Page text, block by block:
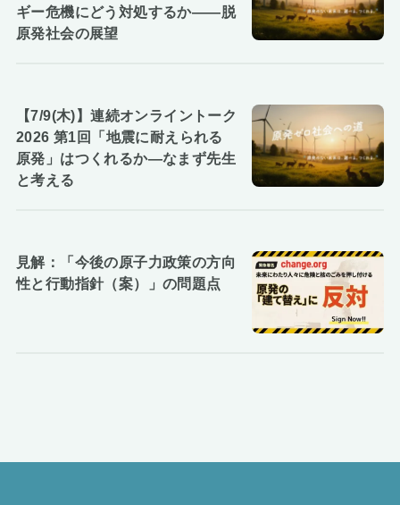
ギー危機にどう対処するか――脱
原発社会の展望
【7/9(木)】連続オンライントーク
2026 第1回「地震に耐えられる
原発」はつくれるか―なまず先生
と考える
見解：「今後の原子力政策の方向
性と行動指針（案）」の問題点